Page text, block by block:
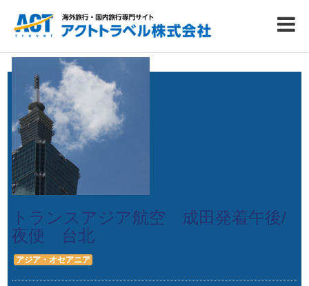
トランスアジア航空 成田発着午後/
夜便 台北
アジア・オセアニア